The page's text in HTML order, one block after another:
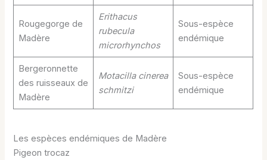
Rougegorge de
Madère
Erithacus
rubecula
microrhynchos
Sous-espèce
endémique
Bergeronnette
des ruisseaux de
Madère
Motacilla cinerea
schmitzi
Sous-espèce
endémique
Les espèces endémiques de Madère
Pigeon trocaz